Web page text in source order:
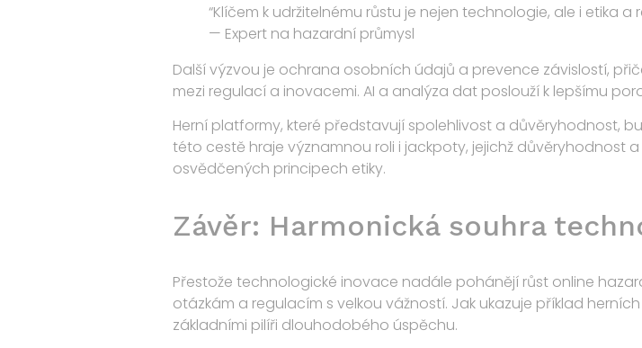
“Klíčem k udržitelnému růstu je nejen technologie, ale i etika
— Expert na hazardní průmysl
Další výzvou je ochrana osobních údajů a prevence závislostí,
mezi regulací a inovacemi. AI a analýza dat poslouží k lepšímu
Herní platformy, které představují spolehlivost a důvěryhodnost,
této cestě hraje významnou roli i jackpoty, jejichž
osvědčených principech etiky.
Závěr: Harmonická souhra
Přestože technologické inovace nadále pohánějí růst online
otázkám a regulacím s velkou vážností. Jak ukazuje příklad
základními pilíři dlouhodobého úspěchu.